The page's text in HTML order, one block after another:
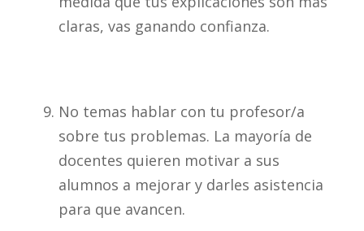
claras, vas ganando confianza.
No temas hablar con tu profesor/a
sobre tus problemas. La mayoría de
docentes quieren motivar a sus
alumnos a mejorar y darles asistencia
para que avancen.